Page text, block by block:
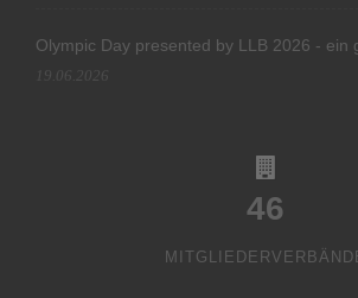
Olympic Day presented by LLB 2026 - ein
19.06.2026
46